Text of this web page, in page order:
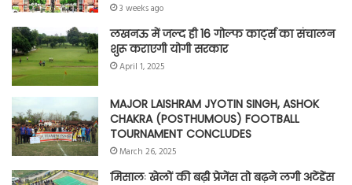
3 weeks ago
लखनऊ में जल्द ही 16 गोल्फ कार्ट्स का संचालन
शुरू कराएगी योगी सरकार
April 1, 2025
MAJOR LAISHRAM JYOTIN SINGH, ASHOK
CHAKRA (POSTHUMOUS) FOOTBALL
TOURNAMENT CONCLUDES
March 26, 2025
मिसालः खेलों की बढ़ी प्रेजेंस तो बढ़ने लगी अटेंडेंस